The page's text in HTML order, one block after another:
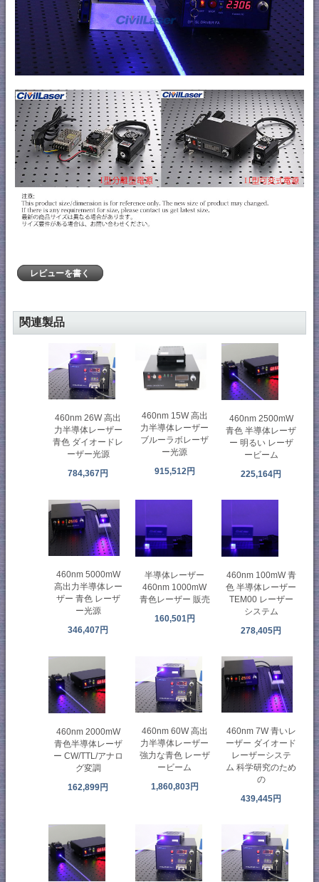
レビューを書く
関連製品
460nm 26W 高出
力半導体レーザー
青色 ダイオードレ
ーザー光源
784,367円
460nm 15W 高出
力半導体レーザー
ブルーラボレーザ
ー光源
915,512円
460nm 2500mW
青色 半導体レーザ
ー 明るい レーザ
ービーム
225,164円
460nm 5000mW
高出力半導体レー
ザー 青色 レーザ
ー光源
346,407円
半導体レーザー
460nm 1000mW
青色レーザー 販売
160,501円
460nm 100mW 青
色 半導体レーザー
TEM00 レーザー
システム
278,405円
460nm 2000mW
青色半導体レーザ
ー CW/TTL/アナロ
グ変調
162,899円
460nm 60W 高出
力半導体レーザー
強力な青色 レーザ
ービーム
1,860,803円
460nm 7W 青いレ
ーザー ダイオード
レーザーシステ
ム 科学研究のため
の
439,445円